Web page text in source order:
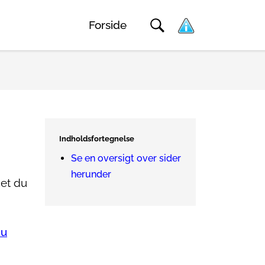
Forside
du
Indholdsfortegnelse
Se en oversigt over sider
herunder